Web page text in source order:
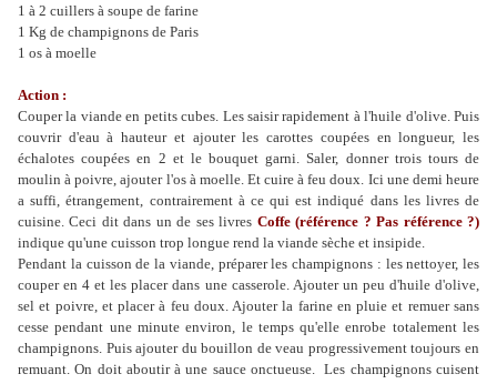
1 à 2 cuillers à soupe de farine
1 Kg de champignons de Paris
1 os à moelle
Action :
Couper la viande en petits cubes. Les saisir rapidement à l'huile d'olive. Puis
couvrir d'eau à hauteur et ajouter les carottes coupées en longueur, les
échalotes coupées en 2 et le bouquet garni. Saler, donner trois tours de
moulin à poivre, ajouter l'os à moelle. Et cuire à feu doux. Ici une demi heure
a suffi, étrangement, contrairement à ce qui est indiqué dans les livres de
cuisine. Ceci dit dans un de ses livres Coffe (référence ? Pas référence ?)
indique qu'une cuisson trop longue rend la viande sèche et insipide.
Pendant la cuisson de la viande, préparer les champignons : les nettoyer, les
couper en 4 et les placer dans une casserole. Ajouter un peu d'huile d'olive,
sel et poivre, et placer à feu doux. Ajouter la farine en pluie et remuer sans
cesse pendant une minute environ, le temps qu'elle enrobe totalement les
champignons. Puis ajouter du bouillon de veau progressivement toujours en
remuant. On doit aboutir à une sauce onctueuse. Les champignons cuisent